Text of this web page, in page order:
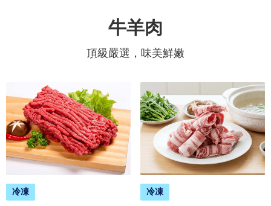
牛羊肉
頂級嚴選，味美鮮嫩
冷凍 冷凍